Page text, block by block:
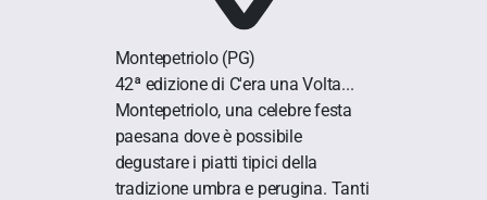
Montepetriolo (PG)
42ª edizione di C'era una Volta...
Montepetriolo, una celebre festa
paesana dove è possibile
degustare i piatti tipici della
tradizione umbra e perugina. Tanti